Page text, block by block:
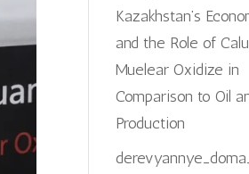
Kazakhstan’s
and the Role of
Muelear Oxidize in
Comparison to Oil
Production